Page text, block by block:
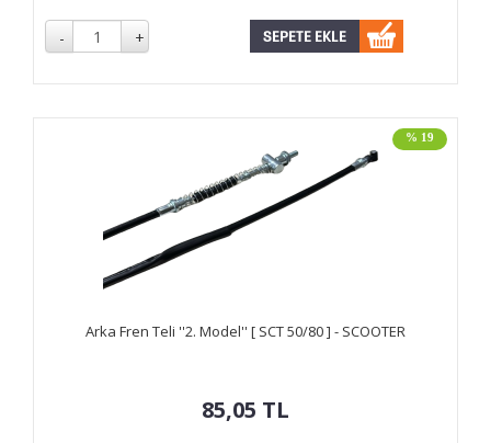
% 19
Arka Fren Teli ''2. Model'' [ SCT 50/80 ] - SCOOTER
85,05 TL